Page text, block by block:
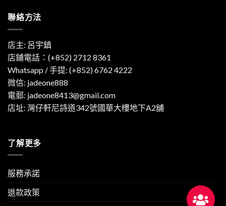
聯絡方法
店主: 呂宇鎮
店鋪電話：(+852) 2712 8361
Whatsapp / 手提: (+852) 6762 4222
微信: jadeone888
電郵: jadeone8413@gmail.com
店址: 灣仔軒尼詩道342號國華大樓地下A2舖
了解更多
服務承諾
退款政策